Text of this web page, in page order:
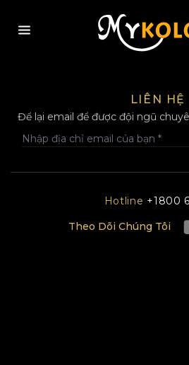
LIÊN HỆ
Để lại email để được đội ngũ
Hotline +1800
Theo Dõi Chúng Tôi